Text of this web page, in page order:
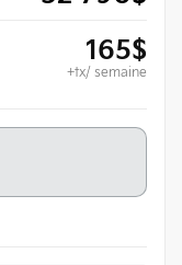
165$
+tx/ semaine